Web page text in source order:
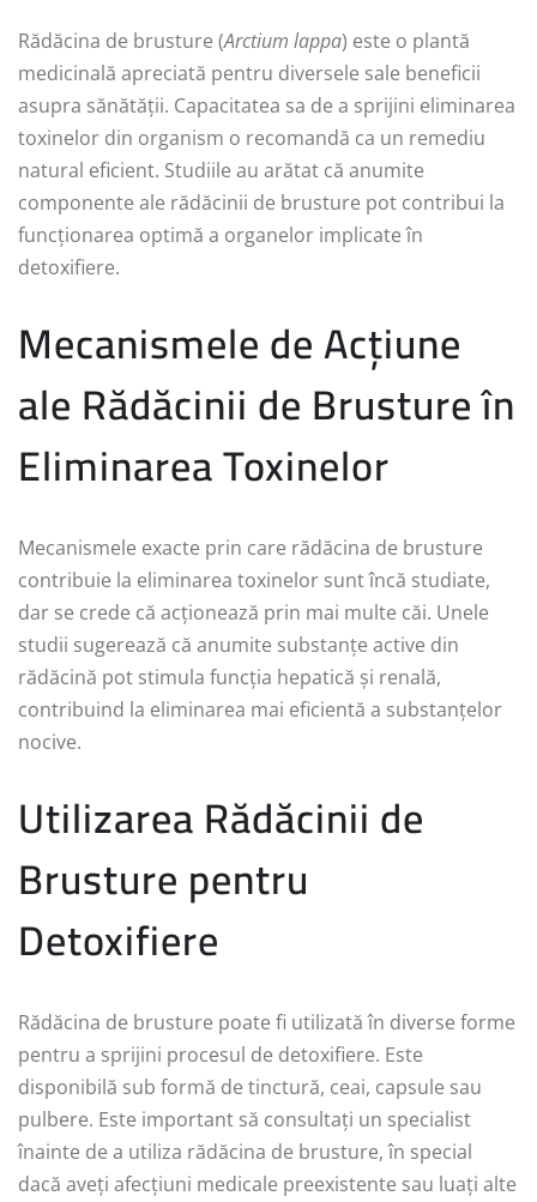
Rădăcina de brusture (Arctium lappa) este o plantă
medicinală apreciată pentru diversele sale beneficii
asupra sănătății. Capacitatea sa de a sprijini eliminarea
toxinelor din organism o recomandă ca un remediu
natural eficient. Studiile au arătat că anumite
componente ale rădăcinii de brusture pot contribui la
funcționarea optimă a organelor implicate în
detoxifiere.
Mecanismele de Acțiune
ale Rădăcinii de Brusture în
Eliminarea Toxinelor
Mecanismele exacte prin care rădăcina de brusture
contribuie la eliminarea toxinelor sunt încă studiate,
dar se crede că acționează prin mai multe căi. Unele
studii sugerează că anumite substanțe active din
rădăcină pot stimula funcția hepatică și renală,
contribuind la eliminarea mai eficientă a substanțelor
nocive.
Utilizarea Rădăcinii de
Brusture pentru
Detoxifiere
Rădăcina de brusture poate fi utilizată în diverse forme
pentru a sprijini procesul de detoxifiere. Este
disponibilă sub formă de tinctură, ceai, capsule sau
pulbere. Este important să consultați un specialist
înainte de a utiliza rădăcina de brusture, în special
dacă aveți afecțiuni medicale preexistente sau luați alte